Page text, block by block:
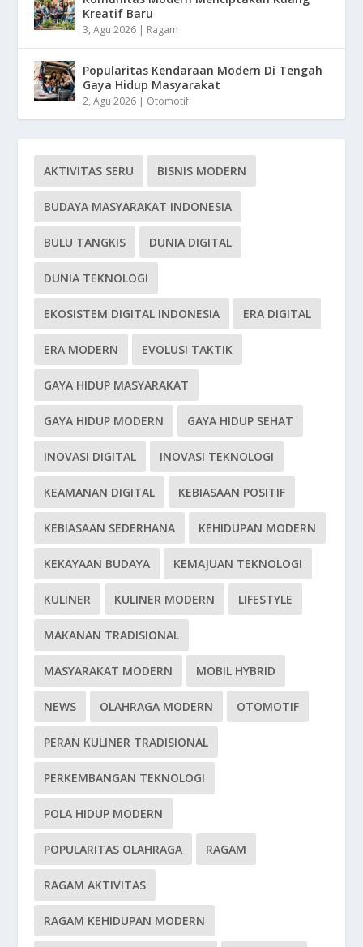
Kreatif Baru
3, Agu 2026 | Ragam
Popularitas Kendaraan Modern Di Tengah
Gaya Hidup Masyarakat
2, Agu 2026 | Otomotif
AKTIVITAS SERU BISNIS MODERN
BUDAYA MASYARAKAT INDONESIA
BULU TANGKIS DUNIA DIGITAL
DUNIA TEKNOLOGI
EKOSISTEM DIGITAL INDONESIA ERA DIGITAL
ERA MODERN EVOLUSI TAKTIK
GAYA HIDUP MASYARAKAT
GAYA HIDUP MODERN GAYA HIDUP SEHAT
INOVASI DIGITAL INOVASI TEKNOLOGI
KEAMANAN DIGITAL KEBIASAAN POSITIF
KEBIASAAN SEDERHANA KEHIDUPAN MODERN
KEKAYAAN BUDAYA KEMAJUAN TEKNOLOGI
KULINER KULINER MODERN LIFESTYLE
MAKANAN TRADISIONAL
MASYARAKAT MODERN MOBIL HYBRID
NEWS OLAHRAGA MODERN OTOMOTIF
PERAN KULINER TRADISIONAL
PERKEMBANGAN TEKNOLOGI
POLA HIDUP MODERN
POPULARITAS OLAHRAGA RAGAM
RAGAM AKTIVITAS
RAGAM KEHIDUPAN MODERN